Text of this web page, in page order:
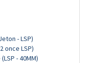
- LSP)
once LSP)
- 40MM)